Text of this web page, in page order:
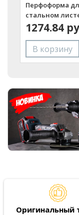
Перфоформа
стальном
1274.84
Оригинальный